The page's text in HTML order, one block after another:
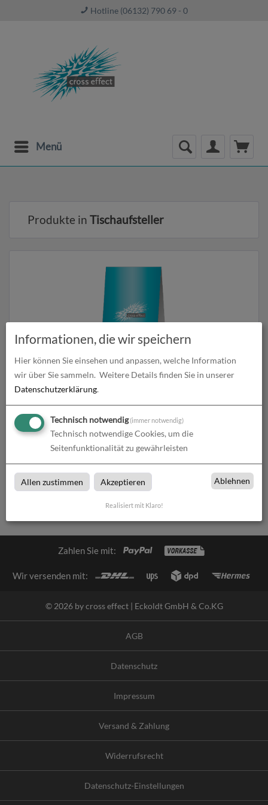
Hotline (06132) 790 69 - 0
Menü
Produkte in Tischaufsteller
Tischaufsteller
zum Artikel
Tischaufsteller
Zahlen Sie mit:
Wir versenden mit:
© 2026 by cross effect | Eckoldt GmbH & Co.KG
AGB
Datenschutz
Impressum
Versand & Zahlung
Widerrufsrecht
Datenschutz-Einstellungen
Informationen, die wir speichern
Hier können Sie einsehen und anpassen, welche Information
wir über Sie sammeln. Weitere Details finden Sie in unserer
Datenschutzerklärung.
Technisch notwendig(immer notwendig)
Technisch notwendige Cookies, um die
Seitenfunktionalität zu gewährleisten
Allen zustimmen Akzeptieren Ablehnen
Realisiert mit Klaro!